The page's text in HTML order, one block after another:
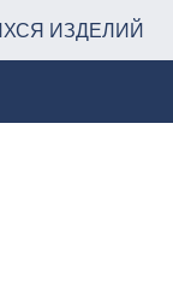
ИЗДЕЛИЙ